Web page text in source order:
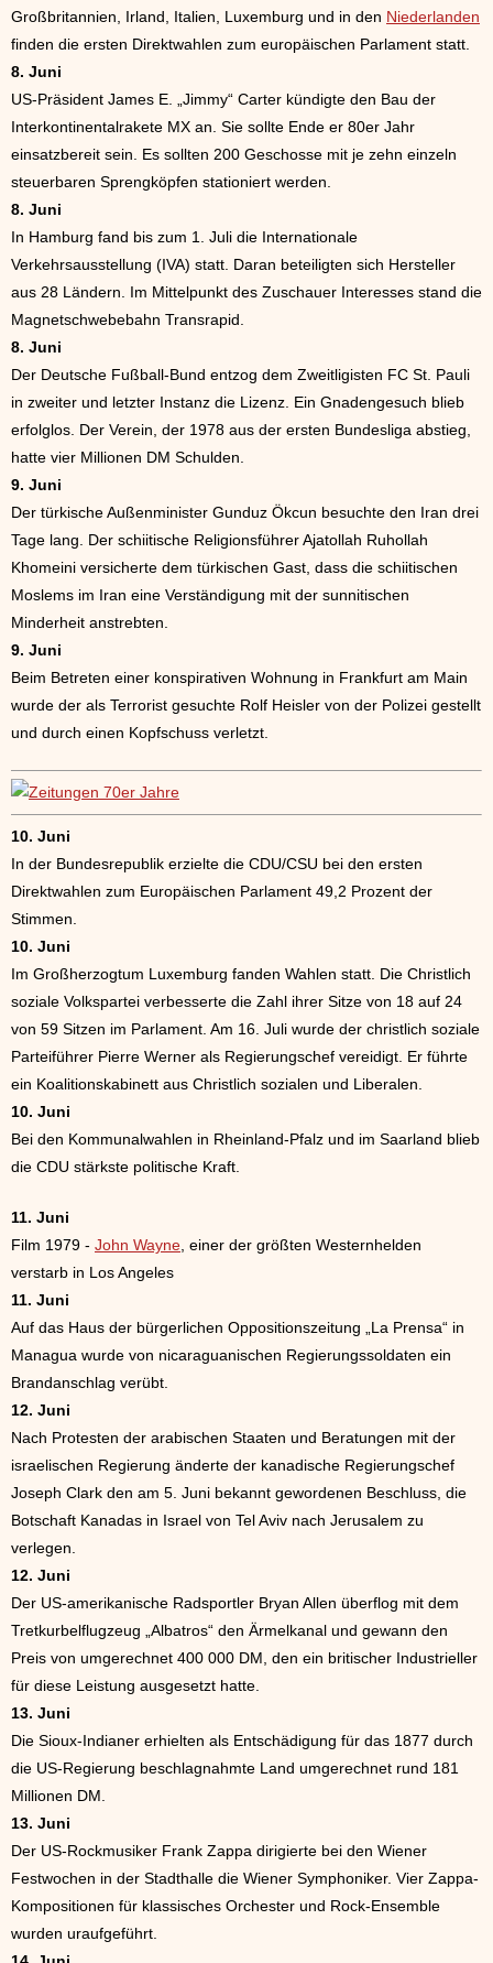
Großbritannien, Irland, Italien, Luxemburg und in den Niederlanden
finden die ersten Direktwahlen zum europäischen Parlament statt.
8. Juni
US-Präsident James E. „Jimmy“ Carter kündigte den Bau der
Interkontinentalrakete MX an. Sie sollte Ende er 80er Jahr
einsatzbereit sein. Es sollten 200 Geschosse mit je zehn einzeln
steuerbaren Sprengköpfen stationiert werden.
8. Juni
In Hamburg fand bis zum 1. Juli die Internationale
Verkehrsausstellung (IVA) statt. Daran beteiligten sich Hersteller
aus 28 Ländern. Im Mittelpunkt des Zuschauer Interesses stand die
Magnetschwebebahn Transrapid.
8. Juni
Der Deutsche Fußball-Bund entzog dem Zweitligisten FC St. Pauli
in zweiter und letzter Instanz die Lizenz. Ein Gnadengesuch blieb
erfolglos. Der Verein, der 1978 aus der ersten Bundesliga abstieg,
hatte vier Millionen DM Schulden.
9. Juni
Der türkische Außenminister Gunduz Ökcun besuchte den Iran drei
Tage lang. Der schiitische Religionsführer Ajatollah Ruhollah
Khomeini versicherte dem türkischen Gast, dass die schiitischen
Moslems im Iran eine Verständigung mit der sunnitischen
Minderheit anstrebten.
9. Juni
Beim Betreten einer konspirativen Wohnung in Frankfurt am Main
wurde der als Terrorist gesuchte Rolf Heisler von der Polizei gestellt
und durch einen Kopfschuss verletzt.
10. Juni
In der Bundesrepublik erzielte die CDU/CSU bei den ersten
Direktwahlen zum Europäischen Parlament 49,2 Prozent der
Stimmen.
10. Juni
Im Großherzogtum Luxemburg fanden Wahlen statt. Die Christlich
soziale Volkspartei verbesserte die Zahl ihrer Sitze von 18 auf 24
von 59 Sitzen im Parlament. Am 16. Juli wurde der christlich soziale
Parteiführer Pierre Werner als Regierungschef vereidigt. Er führte
ein Koalitionskabinett aus Christlich sozialen und Liberalen.
10. Juni
Bei den Kommunalwahlen in Rheinland-Pfalz und im Saarland blieb
die CDU stärkste politische Kraft.
11. Juni
Film 1979 - John Wayne, einer der größten Westernhelden
verstarb in Los Angeles
11. Juni
Auf das Haus der bürgerlichen Oppositionszeitung „La Prensa“ in
Managua wurde von nicaraguanischen Regierungssoldaten ein
Brandanschlag verübt.
12. Juni
Nach Protesten der arabischen Staaten und Beratungen mit der
israelischen Regierung änderte der kanadische Regierungschef
Joseph Clark den am 5. Juni bekannt gewordenen Beschluss, die
Botschaft Kanadas in Israel von Tel Aviv nach Jerusalem zu
verlegen.
12. Juni
Der US-amerikanische Radsportler Bryan Allen überflog mit dem
Tretkurbelflugzeug „Albatros“ den Ärmelkanal und gewann den
Preis von umgerechnet 400 000 DM, den ein britischer Industrieller
für diese Leistung ausgesetzt hatte.
13. Juni
Die Sioux-Indianer erhielten als Entschädigung für das 1877 durch
die US-Regierung beschlagnahmte Land umgerechnet rund 181
Millionen DM.
13. Juni
Der US-Rockmusiker Frank Zappa dirigierte bei den Wiener
Festwochen in der Stadthalle die Wiener Symphoniker. Vier Zappa-
Kompositionen für klassisches Orchester und Rock-Ensemble
wurden uraufgeführt.